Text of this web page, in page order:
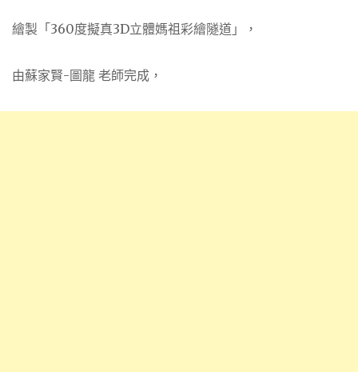
繪製「360度擬真3D立體媽祖彩繪隧道」，
由蘇家賢-圖龍 老師完成，